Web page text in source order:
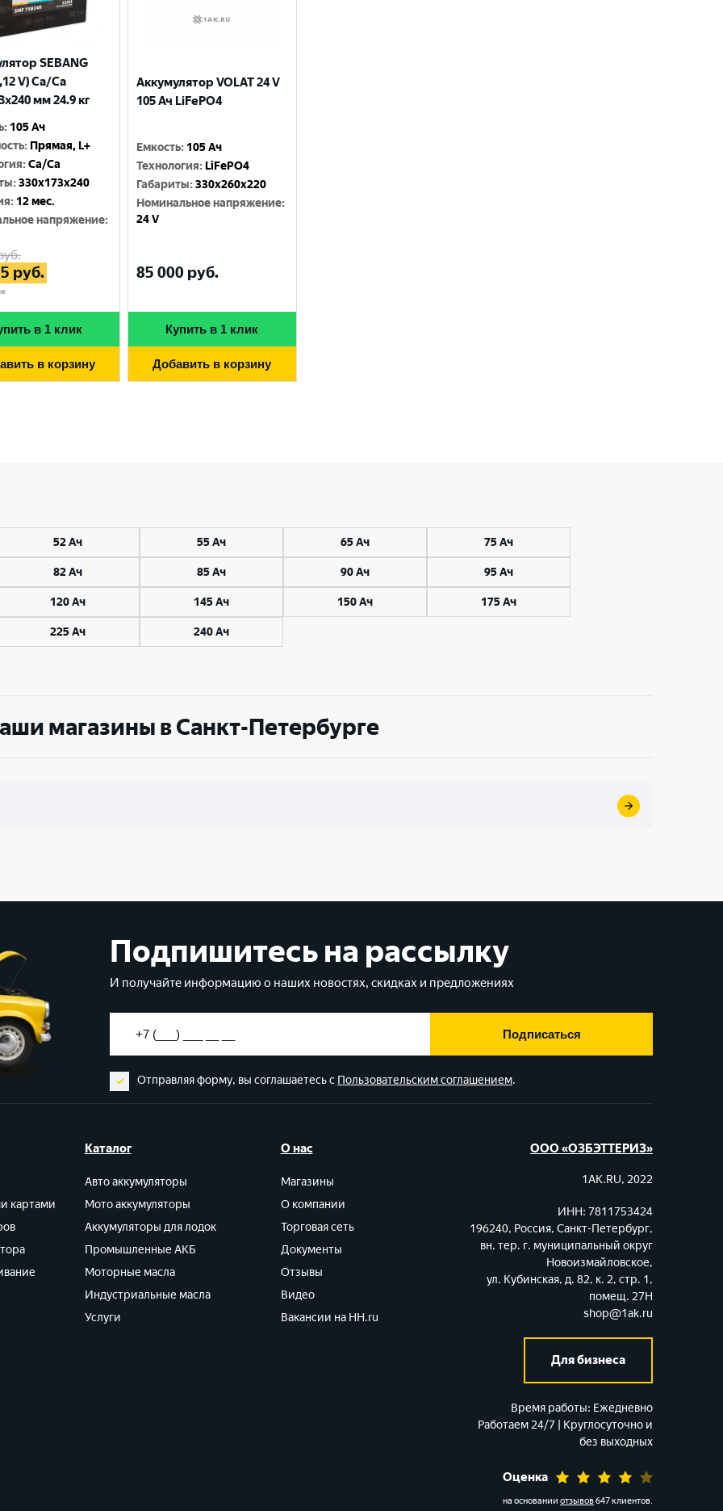
SEBANG
V) Ca/Ca
мм 24.9 кг
: 105 Ач
: Прямая, L+
:Ca/Ca
:330x173x240
: 12 мес.
напряжение:
руб.
в 1 клик
в корзину
Аккумулятор VOLAT 24 V
105 Ач LiFePO4
Емкость: 105 Ач
Технология: LiFePO4
Габариты:330х260х220
Номинальное напряжение:
24 V
85 000 руб.
Купить в 1 клик
Добавить в корзину
52 Ач 55 Ач 65 Ач 75 Ач
82 Ач 85 Ач 90 Ач 95 Ач
120 Ач 145 Ач 150 Ач 175 Ач
225 Ач 240 Ач
магазины в Санкт-Петербурге
Подпишитесь на рассылку
И получайте информацию о наших новостях, скидках и предложениях
Подписаться
Отправляя форму, вы соглашаетесь с Пользовательским соглашением.
картами
Каталог
Авто аккумуляторы
Мото аккумуляторы
Аккумуляторы для лодок
Промышленные АКБ
Моторные масла
Индустриальные масла
Услуги
О нас
Магазины
О компании
Торговая сеть
Документы
Отзывы
Видео
Вакансии на HH.ru
ООО «ОЗБЭТТЕРИЗ»
1AK.RU, 2022
ИНН: 7811753424
196240, Россия, Санкт-Петербург,
вн. тер. г. муниципальный округ
Новоизмайловское,
ул. Кубинская, д. 82, к. 2, стр. 1,
помещ. 27Н
shop@1ak.ru
Для бизнеса
Время работы: Ежедневно
Работаем 24/7 | Круглосуточно и
без выходных
Оценка
на основании отзывов647 клиентов.
Выберите ваш город
Великий Новгород
Гатчина
Москва
Санкт-Петербург
Смоленск